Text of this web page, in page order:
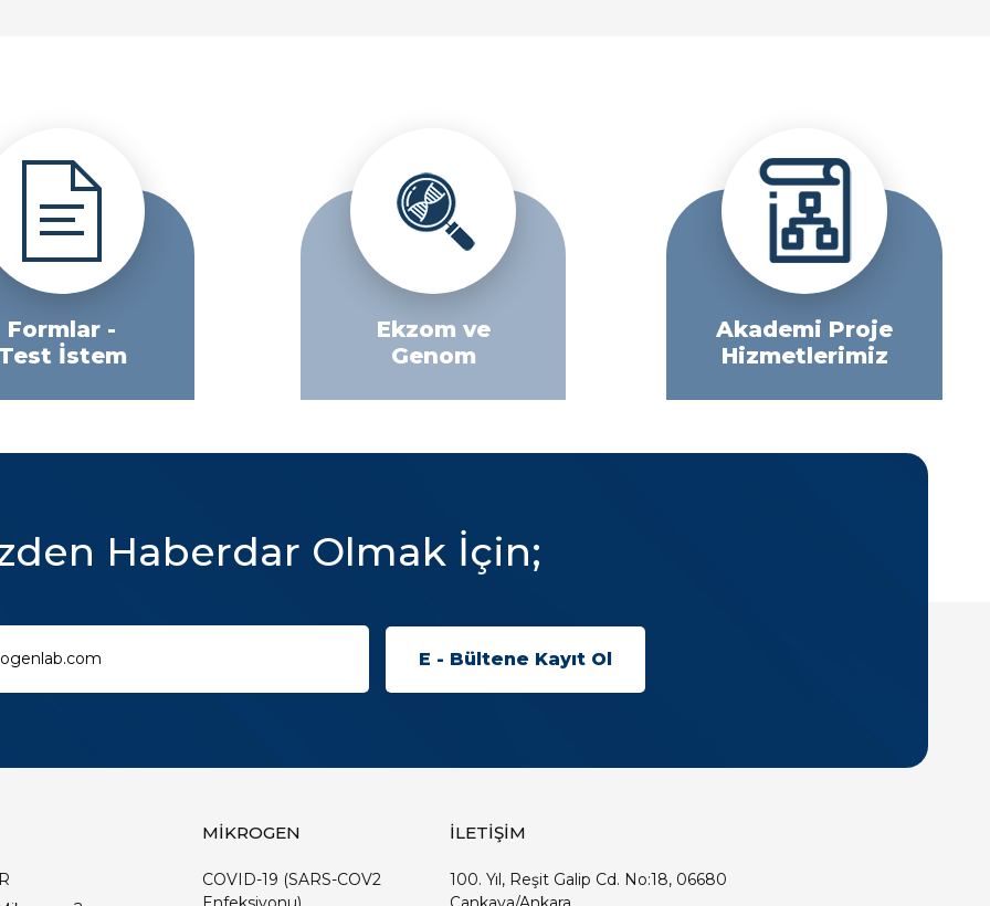
Formlar -
İstem
Ekzom ve
Genom
Akademi Proje
Hizmetlerimiz
Haberdar Olmak İçin;
MİKROGEN
COVID-19 (SARS-COV2
İLETİŞİM
100. Yıl, Reşit Galip Cd. No:18, 06680